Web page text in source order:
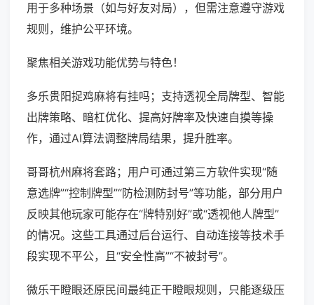
用于多种场景（如与好友对局），但需注意遵守游戏
规则，维护公平环境。
聚焦相关游戏功能优势与特色！
多乐贵阳捉鸡麻将有挂吗；支持透视全局牌型、智能
出牌策略、暗杠优化、提高好牌率及快速自摸等操
作，通过AI算法调整牌局结果，提升胜率。
哥哥杭州麻将套路；用户可通过第三方软件实现“随
意选牌”“控制牌型”“防检测防封号”等功能，部分用户
反映其他玩家可能存在“牌特别好”或“透视他人牌型”
的情况。这些工具通过后台运行、自动连接等技术手
段实现不平公，且“安全性高”“不被封号”。
微乐干瞪眼还原民间最纯正干瞪眼规则，只能逐级压